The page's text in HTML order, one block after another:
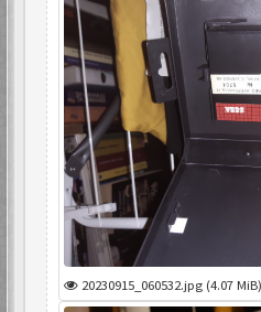
20230915_060532.jpg (4.07